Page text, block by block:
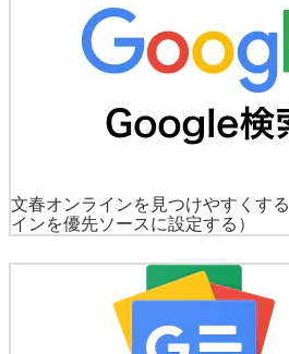
文春オンラインを見つけやすくする
インを優先ソースに設定する）